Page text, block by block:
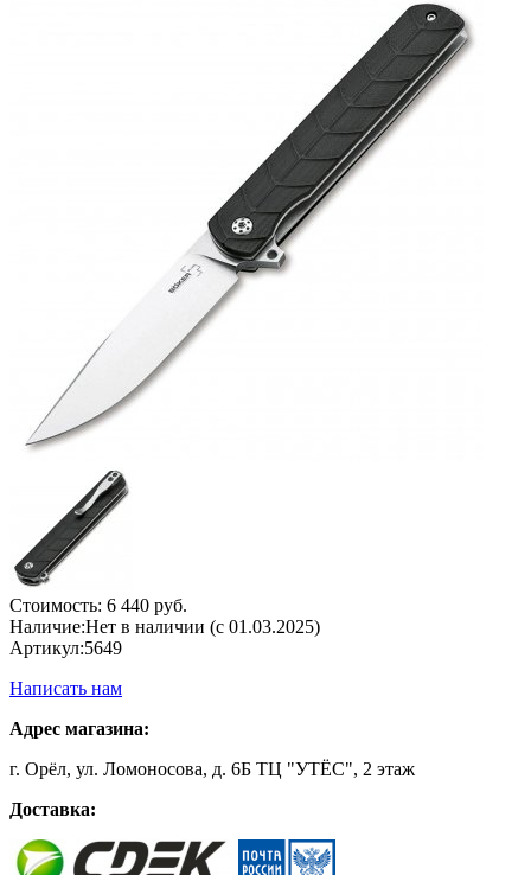
Стоимость: 6 440 руб.
Наличие:Нет в наличии (с 01.03.2025)
Артикул:5649
Написать нам
Адрес магазина:
г. Орёл, ул. Ломоносова, д. 6Б ТЦ "УТЁС", 2 этаж
Доставка: